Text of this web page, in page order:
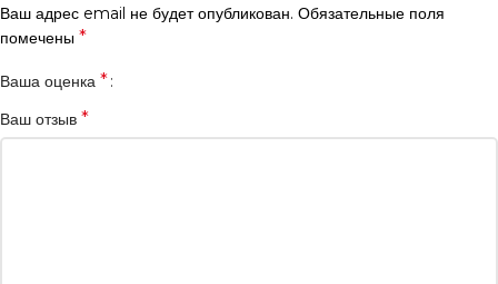
Ваш адрес email не будет опубликован. Обязательные поля
помечены *
Ваша оценка *
Ваш отзыв *